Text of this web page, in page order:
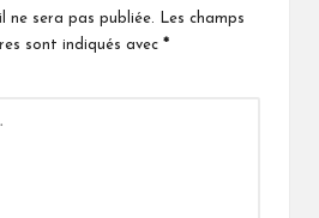
ne sera pas publiée.
Les champs
sont indiqués avec *